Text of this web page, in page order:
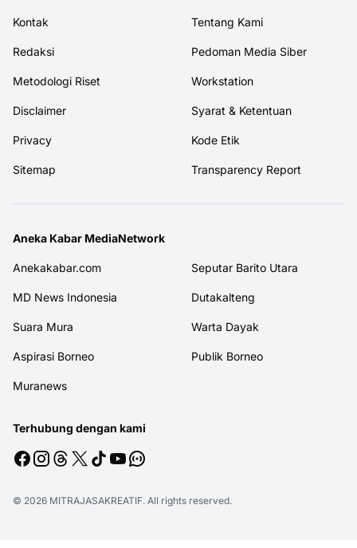
Kontak Tentang Kami
Redaksi Pedoman Media Siber
Metodologi Riset Workstation
Disclaimer Syarat & Ketentuan
Privacy Kode Etik
Sitemap Transparency Report
Aneka Kabar MediaNetwork
Anekakabar.com Seputar Barito Utara
MD News Indonesia Dutakalteng
Suara Mura Warta Dayak
Aspirasi Borneo Publik Borneo
Muranews
Terhubung dengan kami
© 2026 MITRAJASAKREATIF. All rights reserved.